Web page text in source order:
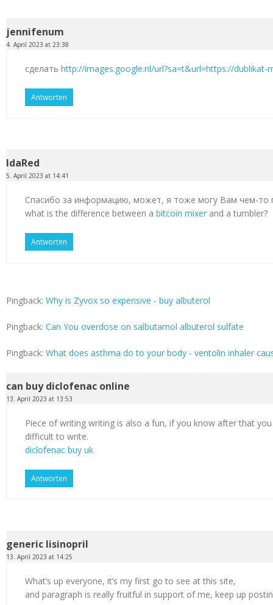
jennifenum
4. April 2023 at 23:38
сделать http://images.google.nl/url?sa=t&url=https://dublikat-
Antworten
IdaRed
5. April 2023 at 14:41
Спасибо за информацию, может, я тоже могу Вам чем-то
what is the difference between a bitcoin mixer and a tumbler?
Antworten
Pingback: Why is Zyvox so expensive - buy albuterol
Pingback: Can You overdose on salbutamol albuterol sulfate
Pingback: What does asthma do to your body - ventolin inhaler
can buy diclofenac online
13. April 2023 at 13:53
Piece of writing writing is also a fun, if you know after that
difficult to write.
diclofenac buy uk
Antworten
generic lisinopril
13. April 2023 at 14:25
What’s up everyone, it’s my first go to see at this site,
and paragraph is really fruitful in support of me, keep up